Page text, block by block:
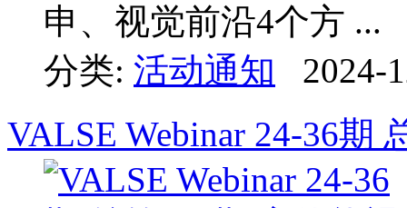
申、视觉前沿4个方 ...
分类: 活动通知
2024-
VALSE Webinar 24-36期